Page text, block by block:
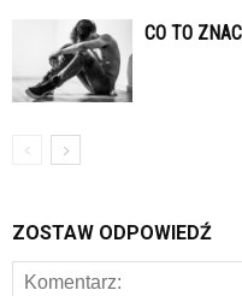
CO TO
ZOSTAW ODPOWIEDŹ